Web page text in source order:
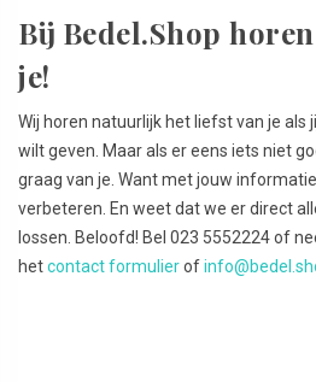
Bij Bedel.Shop
je!
Wij horen natuurlijk het liefst van je als
wilt geven. Maar als er eens iets niet
graag van je. Want met jouw
verbeteren. En weet dat we er direct
lossen. Beloofd! Bel 023 5552224 of
hetcontact formulierof